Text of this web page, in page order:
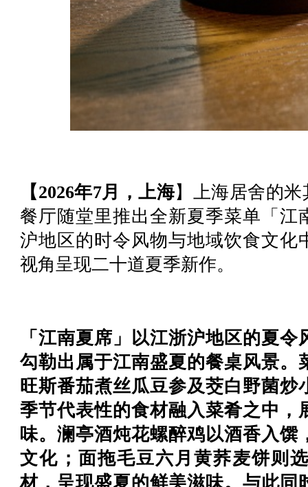
【2026年7月，上海】上海居舍的
餐厅随堂里推出全新夏季菜单「江
沪地区的时令风物与地域饮食文化
视角呈现二十道夏季新作。
「江南夏席」以江浙沪地区的夏
勾勒出属于江南盛夏的餐桌风景。
旺斯番茄煮丝瓜豆参及茭白野菌炒
季节代表性的食材融入菜肴之中，
味。澜亭酒炖花螺醉鸡以酒香入馔
文化；面拖毛豆六月黄荞麦饼则
材，呈现盛夏的鲜美滋味。与此同